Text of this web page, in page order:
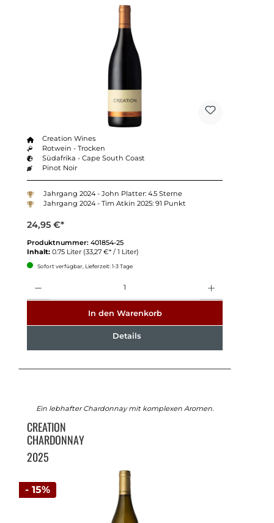
Creation Wines
Rotwein - Trocken
Südafrika - Cape South Coast
Pinot Noir
Jahrgang 2024 - John Platter: 4.5 Sterne
Jahrgang 2024 - Tim Atkin 2025: 91 Punkt
24,95 €*
Produktnummer: 401854-25
Inhalt: 0.75 Liter (33,27 €* / 1 Liter)
Sofort verfügbar, Lieferzeit: 1-3 Tage
In den Warenkorb
Details
- 15%
Ein lebhafter Chardonnay mit komplexen Aromen.
CREATION
CHARDONNAY
2025